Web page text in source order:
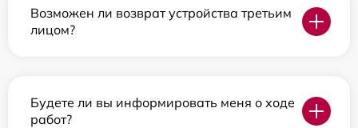
Возможен ли возврат устройства третьим
лицом?
Будете ли вы информировать меня о ходе
работ?